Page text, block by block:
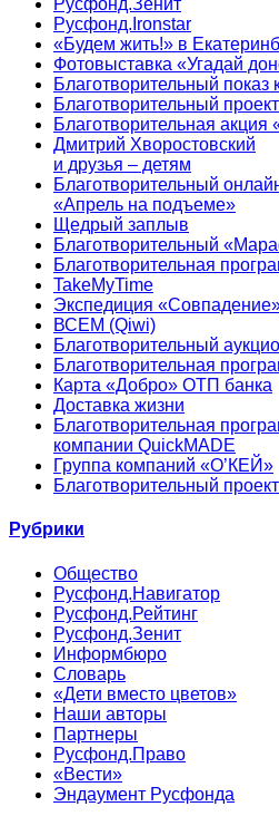
Русфонд.Зенит
Русфонд.Ironstar
«Будем жить!» в
Фотовыставка «Угадай
Благотворительный
Благотворительный
Благотворительная акция
Дмитрий Хворостовский
и друзья – детям
Благотворительный
«Апрель на подъеме»
Щедрый заплыв
Благотворительный
Благотворительная
TakeMyTime
Экспедиция
ВСЕМ (Qiwi)
Благотворительный
Благотворительная
Карта «Добро» ОТП банка
Доставка жизни
Благотворительная
компании QuickMADE
Группа компаний «О’КЕЙ»
Благотворительный
Рубрики
Общество
Русфонд.Навигатор
Русфонд.Рейтинг
Русфонд.Зенит
Информбюро
Словарь
«Дети вместо цветов»
Наши авторы
Партнеры
Русфонд.Право
«Вести»
Эндаумент Русфонда